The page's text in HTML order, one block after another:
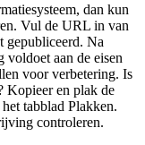
dan kun
Vul de URL in van
gepubliceerd. Na
voldoet aan de eisen
voor verbetering. Is
Kopieer en plak de
tabblad Plakken.
controleren.